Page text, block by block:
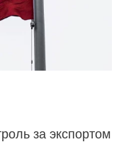
за экспортом